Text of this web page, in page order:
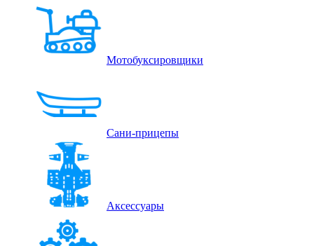
Мотобуксировщики
Сани-прицепы
Аксессуары